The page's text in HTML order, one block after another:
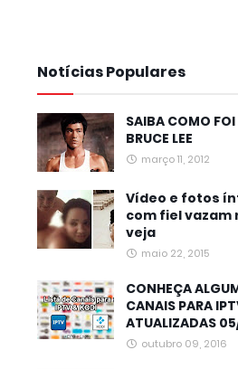
Notícias Populares
SAIBA COMO FOI
BRUCE LEE
março 11, 2012
Vídeo e fotos
com fiel vazam
veja
maio 22, 2015
CONHEÇA
CANAIS PARA
ATUALIZADAS
outubro 09, 2016